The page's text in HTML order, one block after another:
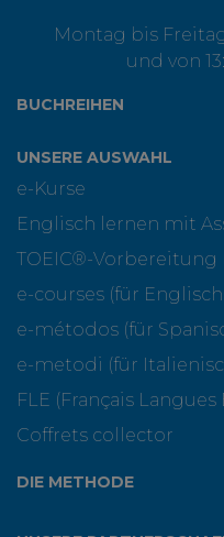
Montag bis
und von
BUCHREIHEN
UNSERE AUSWAHL
e-Kurse
Englisch lernen mit
TOEIC®-Vorbereitung
e-courses (für
e-métodos (für
e-metodi (für
FLE (Français
Coffrets collector
DIE METHODE